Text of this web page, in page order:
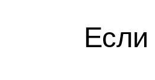
Если